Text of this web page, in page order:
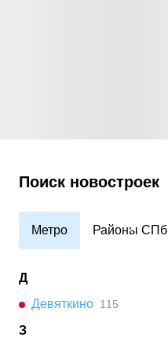
Поиск новостроек
Метро Районы СПб
Д
Девяткино 115
З